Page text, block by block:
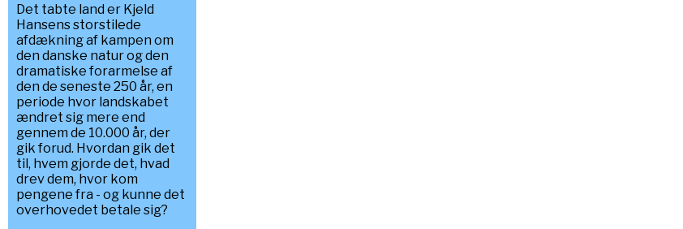
Det tabte land er Kjeld
Hansens storstilede
afdækning af kampen om
den danske natur og den
dramatiske forarmelse af
den de seneste 250 år, en
periode hvor landskabet
ændret sig mere end
gennem de 10.000 år, der
gik forud. Hvordan gik det
til, hvem gjorde det, hvad
drev dem, hvor kom
pengene fra - og kunne det
overhovedet betale sig?